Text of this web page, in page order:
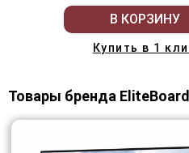
В КОРЗИНУ
Купить в 1
Товары бренда EliteBoard